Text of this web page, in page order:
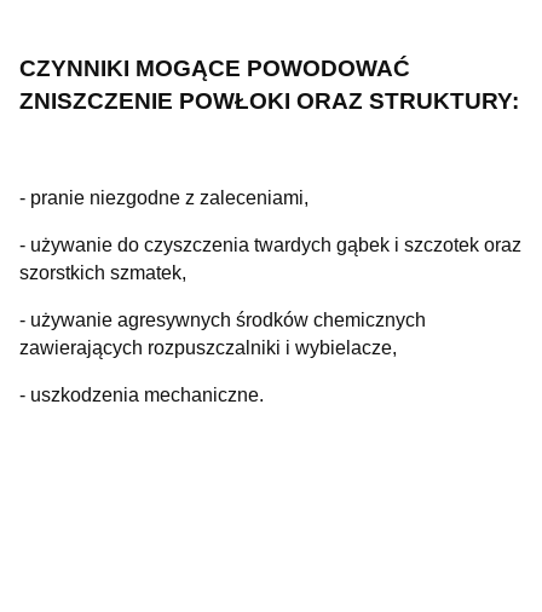
CZYNNIKI MOGĄCE POWODOWAĆ
ZNISZCZENIE POWŁOKI ORAZ STRUKTURY:
- pranie niezgodne z zaleceniami,
- używanie do czyszczenia twardych gąbek i szczotek oraz
szorstkich szmatek,
- używanie agresywnych środków chemicznych
zawierających rozpuszczalniki i wybielacze,
- uszkodzenia mechaniczne.